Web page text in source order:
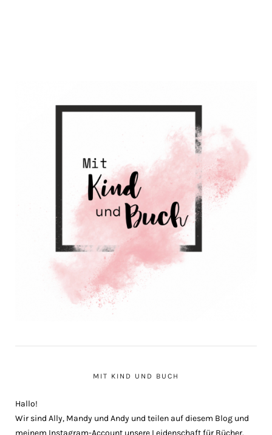
MIT KIND UND BUCH
Hallo!
Wir sind Ally, Mandy und Andy und teilen auf diesem Blog und
meinem Instagram-Account unsere Leidenschaft für Bücher.